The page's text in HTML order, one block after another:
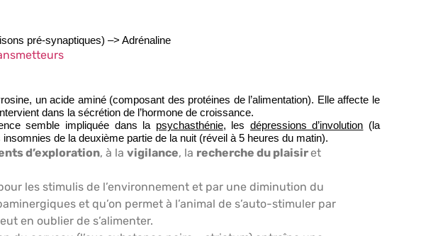
pré-synaptiques) –> Adrénaline
un acide aminé (composant des protéines de l’alimentation). Elle affecte le
dans la sécrétion de l’hormone de croissance.
semble impliquée dans la psychasthénie, les dépressions d’involution (la
de la deuxième partie de la nuit (réveil à 5 heures du matin).
d’exploration, à la vigilance, la recherche du plaisiret
les stimulis de l’environnement et par une diminution du
et qu’on permet à l’animal de s’auto-stimuler par
en oublier de s’alimenter.